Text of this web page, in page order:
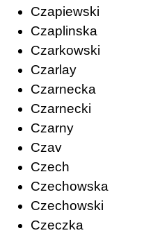
Czapiewski
Czaplinska
Czarkowski
Czarlay
Czarnecka
Czarnecki
Czarny
Czav
Czech
Czechowska
Czechowski
Czeczka